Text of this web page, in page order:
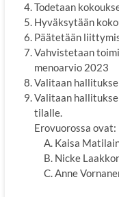
Todetaan
Hyväksytään
Päätetään
Vahvistetaan
menoarvio 2023
Valitaan
Valitaan
tilalle.
Erovuorossa ovat:
Kaisa
Nicke
Anne